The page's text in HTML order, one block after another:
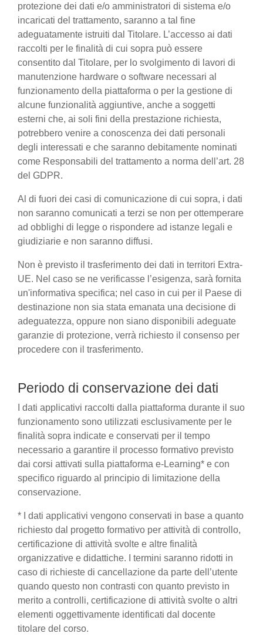
protezione dei dati e/o amministratori di sistema e/o
incaricati del trattamento, saranno a tal fine
adeguatamente istruiti dal Titolare. L’accesso ai dati
raccolti per le finalità di cui sopra può essere
consentito dal Titolare, per lo svolgimento di lavori di
manutenzione hardware o software necessari al
funzionamento della piattaforma o per la gestione di
alcune funzionalità aggiuntive, anche a soggetti
esterni che, ai soli fini della prestazione richiesta,
potrebbero venire a conoscenza dei dati personali
degli interessati e che saranno debitamente nominati
come Responsabili del trattamento a norma dell’art. 28
del GDPR.
Al di fuori dei casi di comunicazione di cui sopra, i dati
non saranno comunicati a terzi se non per ottemperare
ad obblighi di legge o rispondere ad istanze legali e
giudiziarie e non saranno diffusi.
Non è previsto il trasferimento dei dati in territori Extra-
UE. Nel caso se ne verificasse l’esigenza, sarà fornita
un'informativa specifica; nel caso in cui per il Paese di
destinazione non sia stata emanata una decisione di
adeguatezza, oppure non siano disponibili adeguate
garanzie di protezione, verrà richiesto il consenso per
procedere con il trasferimento.
Periodo di conservazione dei dati
I dati applicativi raccolti dalla piattaforma durante il suo
funzionamento sono utilizzati esclusivamente per le
finalità sopra indicate e conservati per il tempo
necessario a garantire il processo formativo previsto
dai corsi attivati sulla piattaforma e-Learning* e con
specifico riguardo al principio di limitazione della
conservazione.
* I dati applicativi vengono conservati in base a quanto
richiesto dal progetto formativo per attività di controllo,
certificazione di attività svolte e altre finalità
organizzative e didattiche. I termini saranno ridotti in
caso di richieste di cancellazione da parte dell’utente
quando questo non contrasti con quanto previsto in
merito a controlli, certificazione di attività svolte o altri
elementi oggettivamente identificati dal docente
titolare del corso.